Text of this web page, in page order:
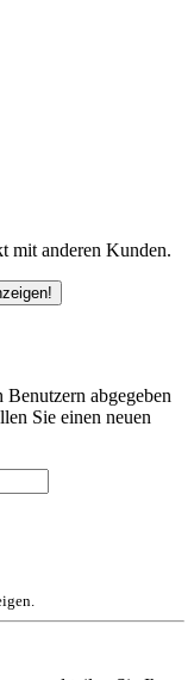
mit anderen Kunden.
abgegeben
Sie einen neuen